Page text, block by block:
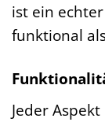
ist ein
funktional
Jeder